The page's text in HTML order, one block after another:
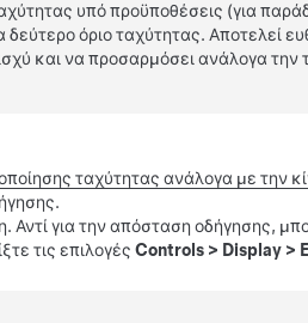
υπό προϋποθέσεις (για
όριο ταχύτητας. Αποτελεί
και να προσαρμόσει ανάλογα την
ταχύτητας ανάλογα με την
Αντί για την απόσταση οδήγησης,
τις επιλογές Controls > Display >